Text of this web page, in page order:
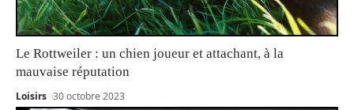
Le Rottweiler : un chien joueur et attachant, à la
mauvaise réputation
Loisirs 30 octobre 2023